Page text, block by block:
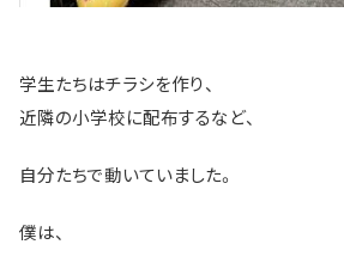
学生たちはチラシを作り、
近隣の小学校に配布するなど、
自分たちで動いていました。
僕は、